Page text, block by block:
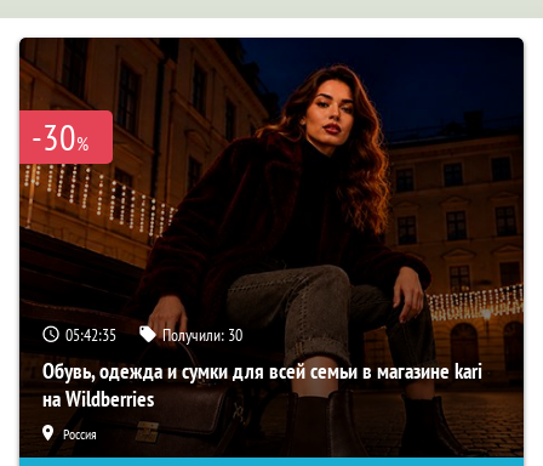
-30%
05:42:34 Получили: 30
Обувь, одежда и сумки для всей семьи в магазине kari
на Wildberries
Россия